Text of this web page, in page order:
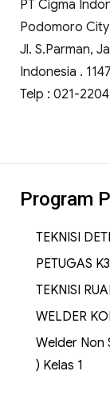
PT Cigma
Podomoro
Jl. S.Parman,
Indonesia .
Telp : 021-
Program
TEKNISI
PETUGAS
TEKNISI
WELDER
Welder Non
) Kelas 1